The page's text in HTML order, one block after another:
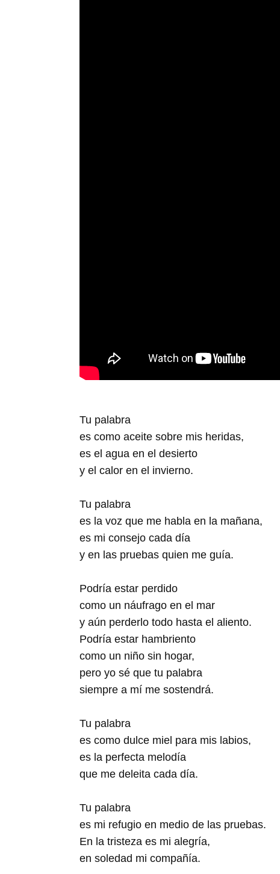
Tu palabra
es como aceite sobre mis heridas,
es el agua en el desierto
y el calor en el invierno.
Tu palabra
es la voz que me habla en la mañana,
es mi consejo cada día
y en las pruebas quien me guía.
Podría estar perdido
como un náufrago en el mar
y aún perderlo todo hasta el aliento.
Podría estar hambriento
como un niño sin hogar,
pero yo sé que tu palabra
siempre a mí me sostendrá.
Tu palabra
es como dulce miel para mis labios,
es la perfecta melodía
que me deleita cada día.
Tu palabra
es mi refugio en medio de las pruebas.
En la tristeza es mi alegría,
en soledad mi compañía.